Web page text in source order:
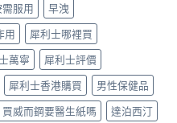
需服用
早洩
用
犀利士哪裡買
萬寧
犀利士評價
犀利士香港購買
男性保健品
買威而鋼要醫生紙嗎 達泊西汀